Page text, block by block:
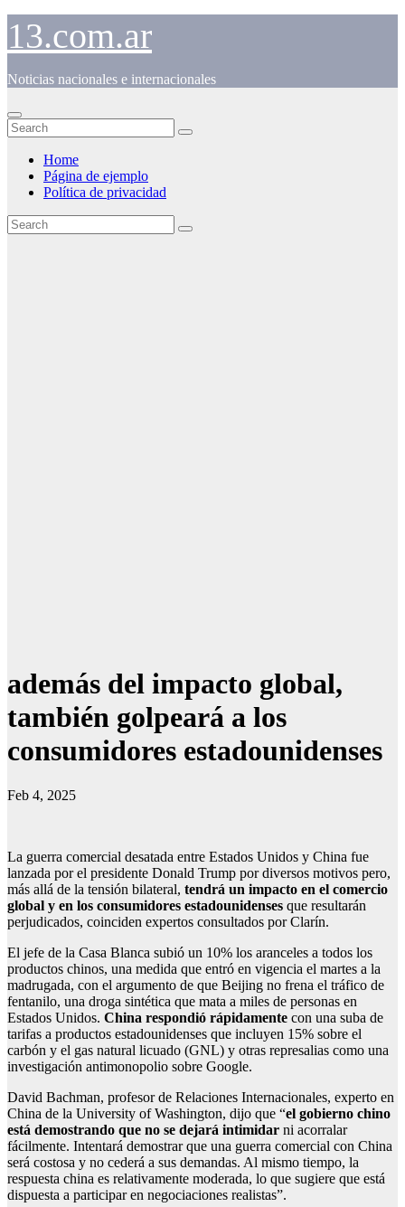
Skip
content
13.com.ar
Noticias nacionales e internacionales
Home
Página de ejemplo
Política de privacidad
además del impacto global,
también golpeará a los
consumidores estadounidenses
Feb 4, 2025
La guerra comercial desatada entre Estados Unidos y China fue
lanzada por el presidente Donald Trump por diversos motivos pero,
más allá de la tensión bilateral, tendrá un impacto en el comercio
global y en los consumidores estadounidenses que resultarán
perjudicados, coinciden expertos consultados por Clarín.
El jefe de la Casa Blanca subió un 10% los aranceles a todos los
productos chinos, una medida que entró en vigencia el martes a la
madrugada, con el argumento de que Beijing no frena el tráfico de
fentanilo, una droga sintética que mata a miles de personas en
Estados Unidos. China respondió rápidamente con una suba de
tarifas a productos estadounidenses que incluyen 15% sobre el
carbón y el gas natural licuado (GNL) y otras represalias como una
investigación antimonopolio sobre Google.
David Bachman, profesor de Relaciones Internacionales, experto en
China de la University of Washington, dijo que “el gobierno chino
está demostrando que no se dejará intimidar ni acorralar
fácilmente. Intentará demostrar que una guerra comercial con China
será costosa y no cederá a sus demandas. Al mismo tiempo, la
respuesta china es relativamente moderada, lo que sugiere que está
dispuesta a participar en negociaciones realistas”.